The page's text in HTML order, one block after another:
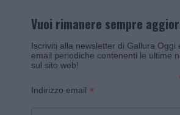
Vuoi rimanere sempre
Iscriviti alla newsletter di Gallura Oggi
email periodiche contenenti le ultime
sul sito web!
Indirizzo email *